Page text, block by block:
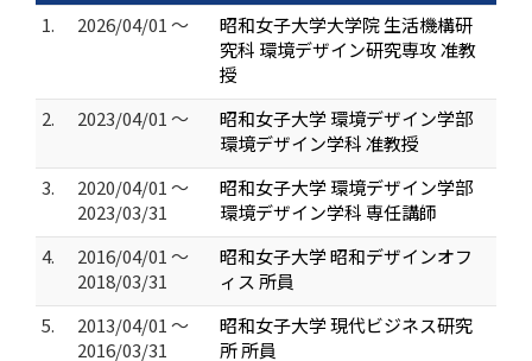
1.
2026/04/01 ～
昭和女子大学大学院 生活機構研
究科 環境デザイン研究専攻 准教
授
2.
2023/04/01 ～
昭和女子大学 環境デザイン学部
環境デザイン学科 准教授
3.
2020/04/01 ～
2023/03/31
昭和女子大学 環境デザイン学部
環境デザイン学科 専任講師
4.
2016/04/01 ～
2018/03/31
昭和女子大学 昭和デザインオフ
ィス 所員
5.
2013/04/01 ～
2016/03/31
昭和女子大学 現代ビジネス研究
所 所員